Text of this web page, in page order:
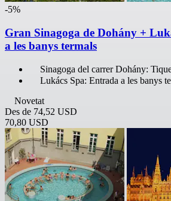
-5%
Gran Sinagoga de Dohány +
a les banys termals
Sinagoga del carrer Dohány:
Lukács Spa: Entrada a les banys
Novetat
Des de 74,52 USD
70,80 USD